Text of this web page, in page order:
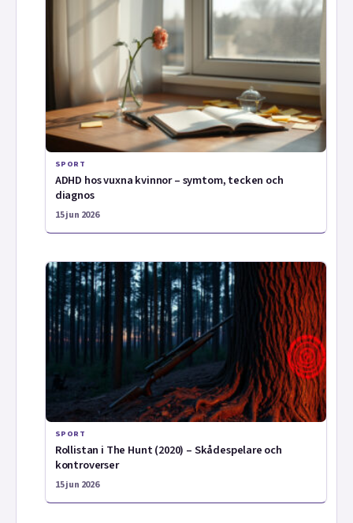
SPORT
ADHD hos vuxna kvinnor – symtom, tecken och
diagnos
15 jun 2026
SPORT
Rollistan i The Hunt (2020) – Skådespelare och
kontroverser
15 jun 2026